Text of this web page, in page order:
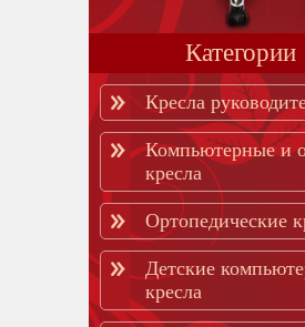
Категории
Кресла
Компьютерные и
кресла
Ортопедические
Детские
кресла